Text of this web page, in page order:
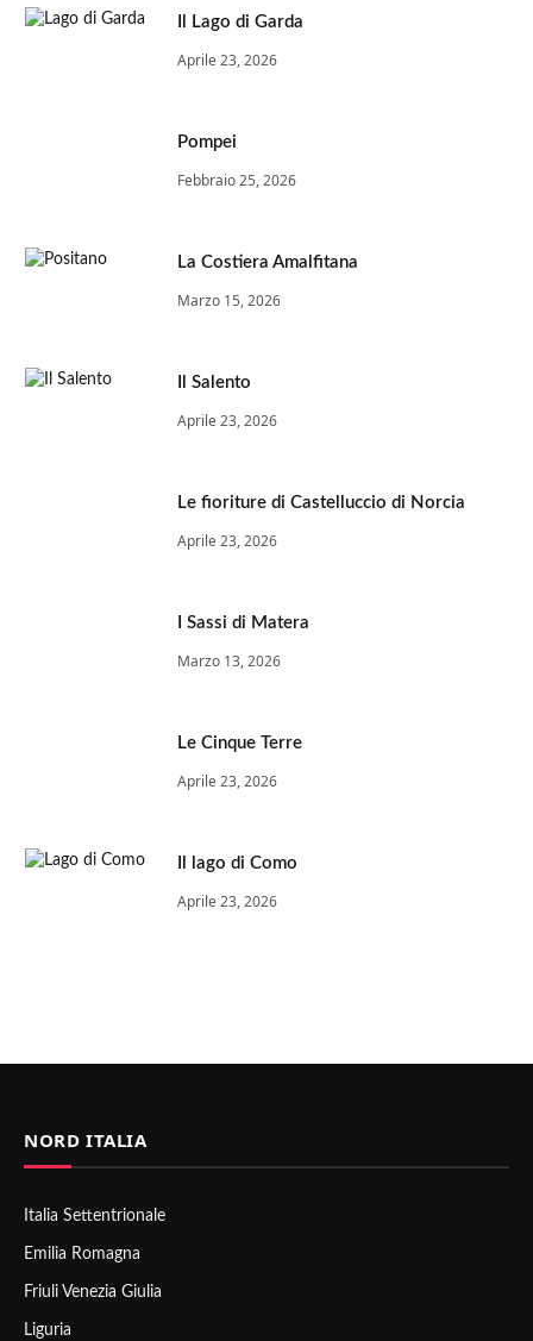
Il Lago di Garda
Aprile 23, 2026
Pompei
Febbraio 25, 2026
La Costiera Amalfitana
Marzo 15, 2026
Il Salento
Aprile 23, 2026
Le fioriture di Castelluccio di Norcia
Aprile 23, 2026
I Sassi di Matera
Marzo 13, 2026
Le Cinque Terre
Aprile 23, 2026
Il lago di Como
Aprile 23, 2026
NORD ITALIA
Italia Settentrionale
Emilia Romagna
Friuli Venezia Giulia
Liguria